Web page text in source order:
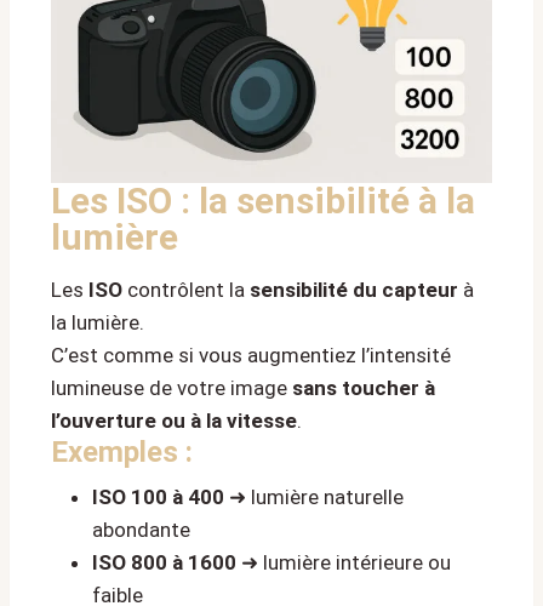
Les ISO : la sensibilité à la
lumière
Les ISO contrôlent la sensibilité du capteur à
la lumière.
C’est comme si vous augmentiez l’intensité
lumineuse de votre image sans toucher à
l’ouverture ou à la vitesse.
Exemples :
ISO 100 à 400 ➜ lumière naturelle
abondante
ISO 800 à 1600 ➜ lumière intérieure ou
faible